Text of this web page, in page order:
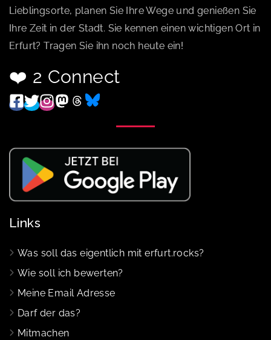
Lieblingsorte, planen Sie Ihre Wege und genießen Sie
Ihre Zeit in der Stadt. Sie kennen einen wichtigen Ort in
Erfurt? Tragen Sie ihn noch heute ein!
❤️ 2 Connect
Links
Was soll das eigentlich mit erfurt.rocks?
Wie soll ich bewerten?
Meine Email Adresse
Darf der das?
Mitmachen